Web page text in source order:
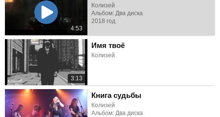
4:53
Колизей
Альбом: Два диска
2018 год
3:13
Имя твоё
Колизей
Книга судьбы
Колизей
Альбом: Два диска